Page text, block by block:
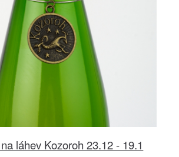
láhev Kozoroh 23.12 - 19.1